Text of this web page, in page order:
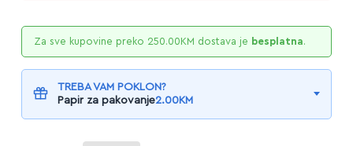
Za sve kupovine preko 250.00KM dostava je besplatna.
TREBA VAM POKLON?
Papir za pakovanje2.00KM